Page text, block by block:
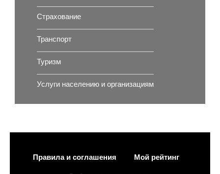
Страхование
Транспорт
Туризм
Услуги населению и организациям
Правила и соглашения Мой рейтинг